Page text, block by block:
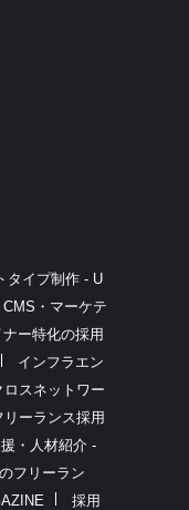
タイプ制作 - U
・マーケテ
ー特化の採用
インフラエン
スネットワー
ーランス採用
・人材紹介 -
フリーラン
採用